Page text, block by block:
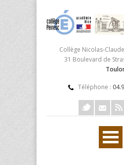
Collège Nicolas-
31 Boulevard de
Téléphone :